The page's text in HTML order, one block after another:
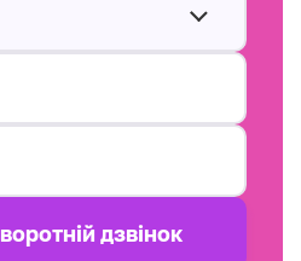
дзвінок